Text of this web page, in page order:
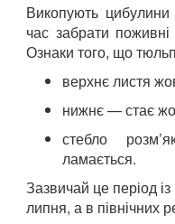
Викопують цибулини
час забрати
Ознаки того, що
верхнє листя
нижнє — стає
стебло
ламається.
Зазвичай це період
липня, а в північних